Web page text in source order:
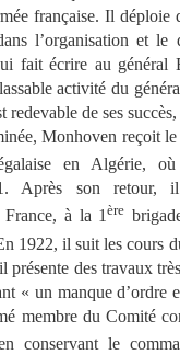
française. Il déploie
l’organisation et le
fait écrire au général
activité du
redevable de ses
Monhoven reçoit le
en Algérie,
Après son retour, il
France, à la 1ère
1922, il suit les cours
présente des travaux
« un manque d’ordre
membre du Comité
conservant le